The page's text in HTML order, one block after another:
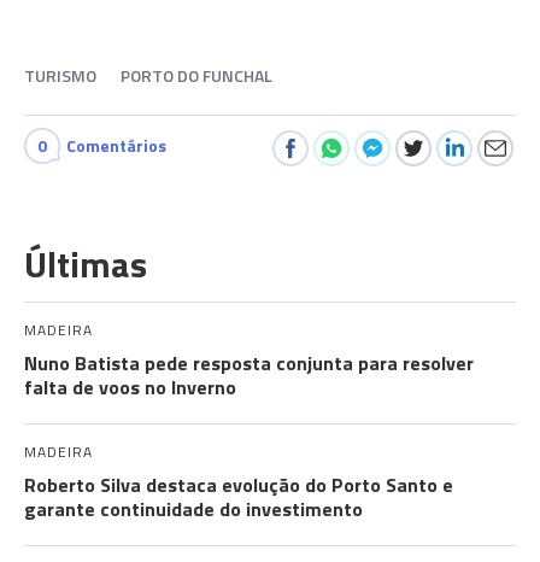
TURISMO PORTO DO FUNCHAL
0 Comentários
Últimas
MADEIRA
Nuno Batista pede resposta conjunta para resolver
falta de voos no Inverno
MADEIRA
Roberto Silva destaca evolução do Porto Santo e
garante continuidade do investimento